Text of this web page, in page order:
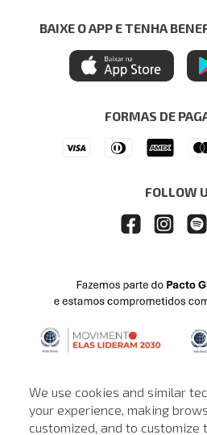
We use cookies and similar
your experience, making
customized, and to
Painel de Privacidade
Central de Preferências
Ética e Sustentabilidade
Regulamentos
Seja um Revendedor
Azul Fidelidade
Mastercard
Itau Personnalite
BAIXE O APP E TENHA
FORMAS DE
FOLLOW